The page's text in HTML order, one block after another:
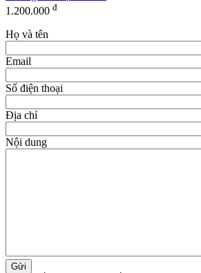
1.200.000 đ
Họ và tên
Email
Số điện thoại
Địa chỉ
Nội dung